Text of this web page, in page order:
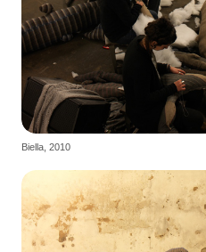
Biella, 2010